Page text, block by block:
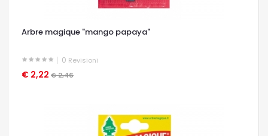
Arbre magique "mango papaya"
0 Revisioni
€ 2,22 € 2,46
OCCHIATA VELOCE